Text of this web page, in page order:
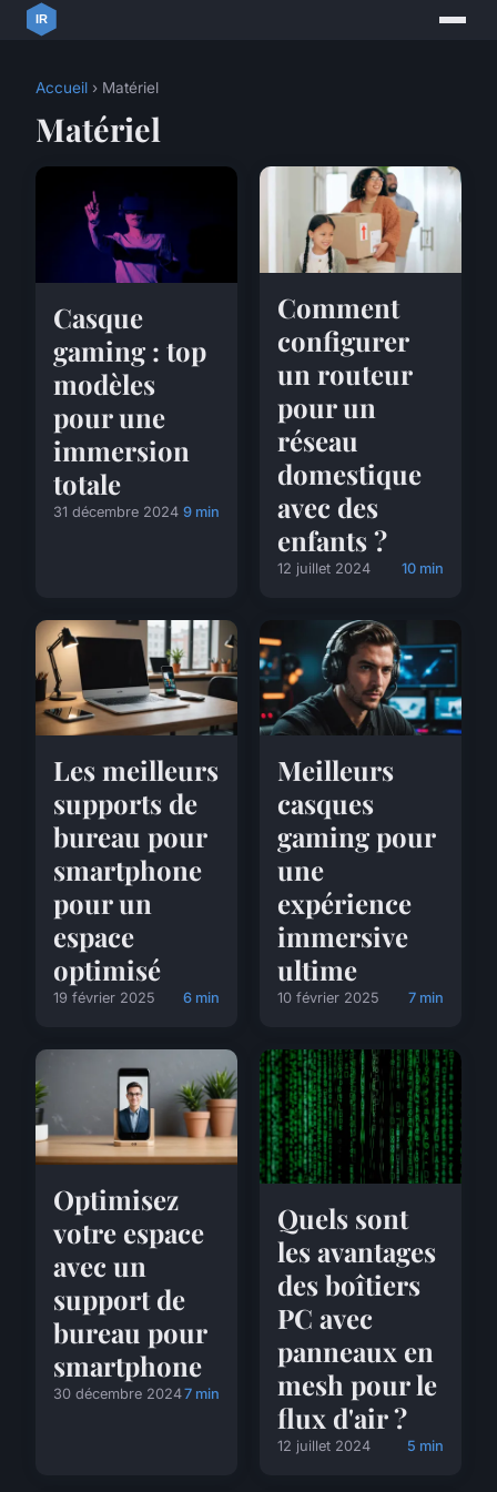
Accueil › Matériel
Matériel
Casque
gaming : top
modèles
pour une
immersion
totale
31 décembre 2024 9 min
Comment
configurer
un routeur
pour un
réseau
domestique
avec des
enfants ?
12 juillet 2024 10 min
Les meilleurs
supports de
bureau pour
smartphone
pour un
espace
optimisé
19 février 2025 6 min
Meilleurs
casques
gaming pour
une
expérience
immersive
ultime
10 février 2025 7 min
Optimisez
votre espace
avec un
support de
bureau pour
smartphone
30 décembre 20247 min
Quels sont
les avantages
des boîtiers
PC avec
panneaux en
mesh pour le
flux d'air ?
12 juillet 2024 5 min